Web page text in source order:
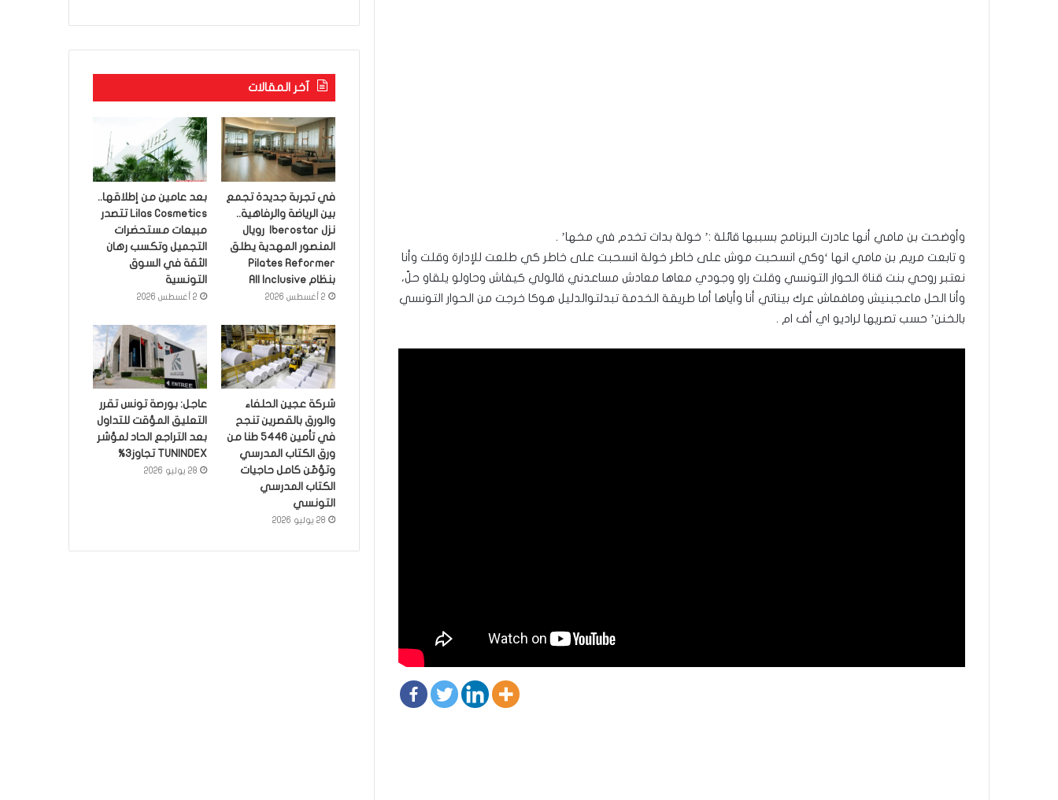
وأوضحت بن مامي أنها عادرت البرنامج بسببها قائلة :’ خولة بدات تخدم في مخها’ .
و تابعت مريم بن مامي انها ‘وكي انسحبت موش على خاطر خولة انسحبت على خاطر كي طلعت للإدارة وقلت وأنا
نعتبر روحي بنت قناة الحوار التونسي وقلت راو وجودي معاها معادش مساعدني قالولي كيفاش وحاولو يلقاو حلّ،
وأنا الحل ماعجبنيش ومافماش عرك بيناتي أنا وأياها أما طريقة الخدمة تبدلتوالدليل هوكا خرجت من الحوار التونسي
بالخنن’ حسب تصريها لراديو اي أف ام .
آخر المقالات
في تجربة جديدة تجمع
بين الرياضة والرفاهية..
نزل Iberostar رويال
المنصور المهدية يطلق
Pilates Reformer
بنظام All Inclusive
2 أغسطس 2026
بعد عامين من إطلاقها..
Lilas Cosmetics تتصدر
مبيعات مستحضرات
التجميل وتكسب رهان
الثقة في السوق
التونسية
2 أغسطس 2026
شركة عجين الحلفاء
والورق بالقصرين تنجح
في تأمين 5446 طنا من
ورق الكتاب المدرسي
وتؤمّن كامل حاجيات
الكتاب المدرسي
التونسي
28 يوليو 2026
عاجل: بورصة تونس تقرر
التعليق المؤقت للتداول
بعد التراجع الحاد لمؤشر
TUNINDEX تجاوز3%
28 يوليو 2026